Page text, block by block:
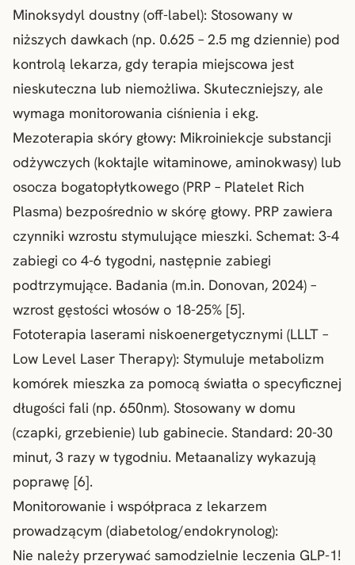
Minoksydyl doustny (off-label): Stosowany w
niższych dawkach (np. 0.625 – 2.5 mg dziennie) pod
kontrolą lekarza, gdy terapia miejscowa jest
nieskuteczna lub niemożliwa. Skuteczniejszy, ale
wymaga monitorowania ciśnienia i ekg.
Mezoterapia skóry głowy: Mikroiniekcje substancji
odżywczych (koktajle witaminowe, aminokwasy) lub
osocza bogatopłytkowego (PRP – Platelet Rich
Plasma) bezpośrednio w skórę głowy. PRP zawiera
czynniki wzrostu stymulujące mieszki. Schemat: 3-4
zabiegi co 4-6 tygodni, następnie zabiegi
podtrzymujące. Badania (m.in. Donovan, 2024) –
wzrost gęstości włosów o 18-25% [5].
Fototerapia laserami niskoenergetycznymi (LLLT –
Low Level Laser Therapy): Stymuluje metabolizm
komórek mieszka za pomocą światła o specyficznej
długości fali (np. 650nm). Stosowany w domu
(czapki, grzebienie) lub gabinecie. Standard: 20-30
minut, 3 razy w tygodniu. Metaanalizy wykazują
poprawę [6].
Monitorowanie i współpraca z lekarzem
prowadzącym (diabetolog/endokrynolog):
Nie należy przerywać samodzielnie leczenia GLP-1!